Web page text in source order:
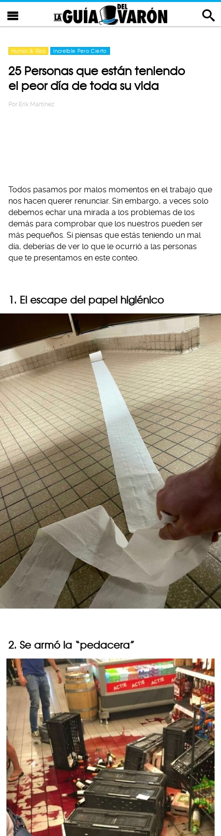
Humor & Risa Increíble Pero Cierto
25 Personas que están teniendo
el peor día de toda su vida
Por Erik Martinez
Todos pasamos por malos momentos en el trabajo que
nos hacen querer renunciar. Sin embargo, a veces solo
debemos echar una mirada a los problemas de los
demás para comprobar que los nuestros pueden ser
más pequeños. Si piensas que estás teniendo un mal
día, deberías de ver lo que le ocurrió a las personas
que te presentamos en este conteo.
1. El escape del papel higiénico
2. Se armó la “pedacera”